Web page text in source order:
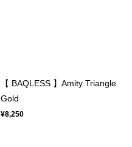
【 BAQLESS 】Amity Triangle
Gold
¥8,250